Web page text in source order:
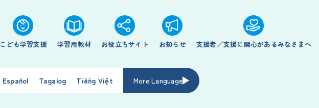
こども学習支援 学習用教材 お役立ちサイト お知らせ 支援者／支援に関心があるみなさまへ
Español Tagalog Tiếng Việt More Language